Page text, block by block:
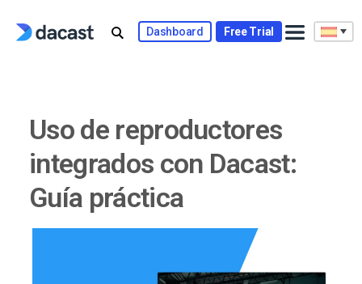
Dashboard Free Trial
Uso de reproductores
integrados con Dacast:
Guía práctica